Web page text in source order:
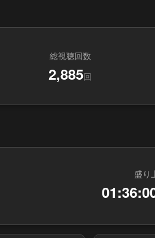
総視聴回数
2,885回
盛り